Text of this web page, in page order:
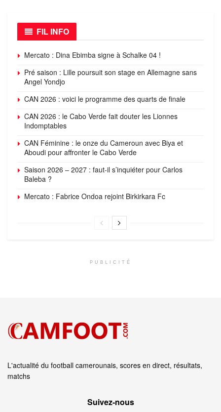
FIL INFO
Mercato : Dina Ebimba signe à Schalke 04 !
Pré saison : Lille poursuit son stage en Allemagne sans
Angel Yondjo
CAN 2026 : voici le programme des quarts de finale
CAN 2026 : le Cabo Verde fait douter les Lionnes
Indomptables
CAN Féminine : le onze du Cameroun avec Biya et
Aboudi pour affronter le Cabo Verde
Saison 2026 – 2027 : faut-il s’inquiéter pour Carlos
Baleba ?
Mercato : Fabrice Ondoa rejoint Birkirkara Fc
PUBLICITÉ
L'actualité du football camerounais, scores en direct, résultats,
matchs
Suivez‑nous